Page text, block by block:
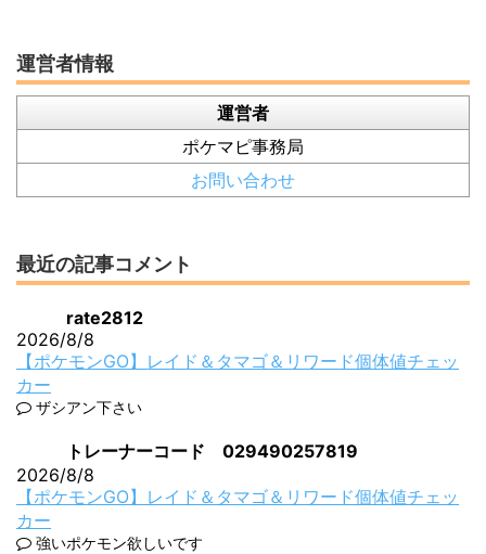
運営者情報
運営者
ポケマピ事務局
お問い合わせ
最近の記事コメント
rate2812
2026/8/8
【ポケモンGO】レイド＆タマゴ＆リワード個体値チェッ
カー
ザシアン下さい
トレーナーコード 029490257819
2026/8/8
【ポケモンGO】レイド＆タマゴ＆リワード個体値チェッ
カー
強いポケモン欲しいです